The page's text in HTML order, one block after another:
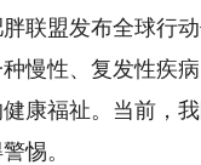
盟发布全球行动
慢性、复发性疾
康福祉。当前，
惕。